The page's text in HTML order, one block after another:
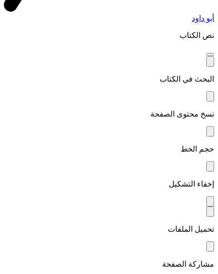
أبو داود
نص الكتاب
البحث في الكتاب
نسخ محتوى الصفحة
حجم الخط
إخفاء التشكيل
تحميل الملفات
مشاركة الصفحة